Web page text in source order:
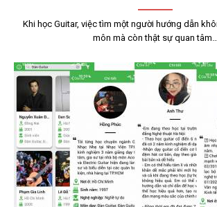
Khi học Guitar, việc tìm một người hướng dẫn
môn mà còn thật sự quan tâm…